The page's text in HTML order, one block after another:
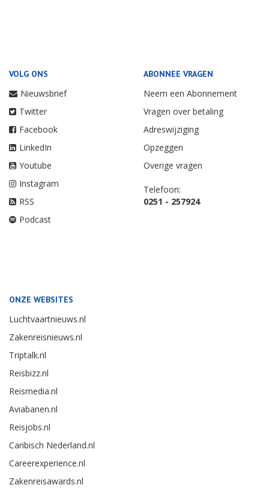
VOLG ONS
Nieuwsbrief
Twitter
Facebook
LinkedIn
Youtube
Instagram
RSS
Podcast
ABONNEE VRAGEN
Neem een Abonnement
Vragen over betaling
Adreswijziging
Opzeggen
Overige vragen
Telefoon:
0251 - 257924
ONZE WEBSITES
Luchtvaartnieuws.nl
Zakenreisnieuws.nl
Triptalk.nl
Reisbizz.nl
Reismedia.nl
Aviabanen.nl
Reisjobs.nl
Caribisch Nederland.nl
Careerexperience.nl
Zakenreisawards.nl